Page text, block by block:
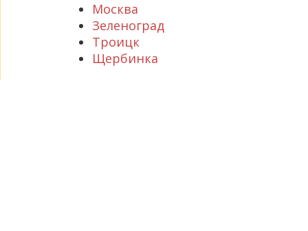
Москва
Зеленоград
Троицк
Щербинка